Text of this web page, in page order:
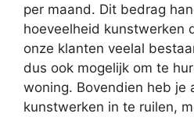
per maand. Dit bedrag
hoeveelheid kunstwerken
onze klanten veelal
dus ook mogelijk om te
woning. Bovendien heb je
kunstwerken in te ruilen,